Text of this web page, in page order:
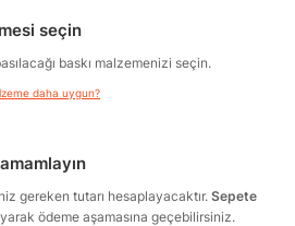
seçin
baskı malzemenizi seçin.
daha uygun?
gereken tutarı hesaplayacaktır. Sepete
ödeme aşamasına geçebilirsiniz.